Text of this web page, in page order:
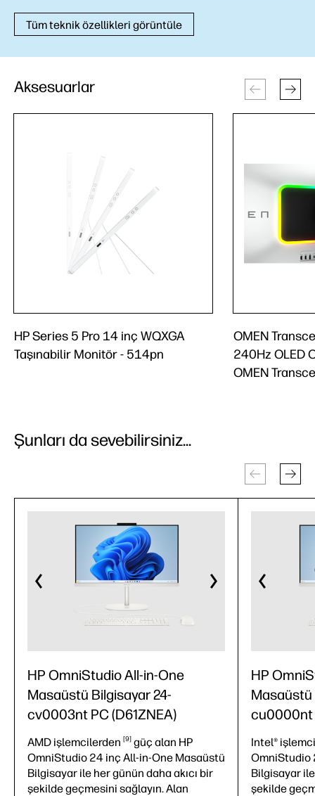
Tüm teknik özellikleri görüntüle
Aksesuarlar
HP Series 5 Pro 14 inç WQXGA
Taşınabilir Monitör - 514pn
OMEN
240Hz OLED
OMEN
Şunları da sevebilirsiniz...
HP OmniStudio All-in-One
Masaüstü Bilgisayar 24-
cv0003nt PC (D61ZNEA)
AMD işlemcilerden 9 güç alan HP
OmniStudio 24 inç All-in-One Masaüstü
Bilgisayar ile her günün daha akıcı bir
şekilde geçmesini sağlayın. Alan
HP
Masaüstü
cu0000nt
Intel®
OmniStudio
Bilgisayar
şekilde